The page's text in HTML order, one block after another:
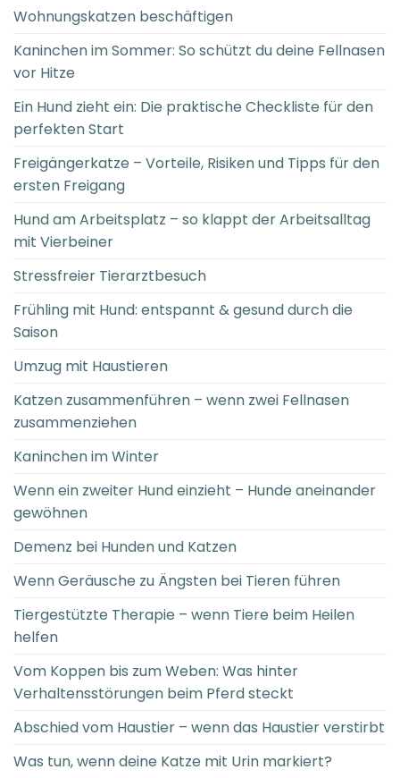
Wohnungskatzen beschäftigen
Kaninchen im Sommer: So schützt du deine Fellnasen
vor Hitze
Ein Hund zieht ein: Die praktische Checkliste für den
perfekten Start
Freigängerkatze – Vorteile, Risiken und Tipps für den
ersten Freigang
Hund am Arbeitsplatz – so klappt der Arbeitsalltag
mit Vierbeiner
Stressfreier Tierarztbesuch
Frühling mit Hund: entspannt & gesund durch die
Saison
Umzug mit Haustieren
Katzen zusammenführen – wenn zwei Fellnasen
zusammenziehen
Kaninchen im Winter
Wenn ein zweiter Hund einzieht – Hunde aneinander
gewöhnen
Demenz bei Hunden und Katzen
Wenn Geräusche zu Ängsten bei Tieren führen
Tiergestützte Therapie – wenn Tiere beim Heilen
helfen
Vom Koppen bis zum Weben: Was hinter
Verhaltensstörungen beim Pferd steckt
Abschied vom Haustier – wenn das Haustier verstirbt
Was tun, wenn deine Katze mit Urin markiert?